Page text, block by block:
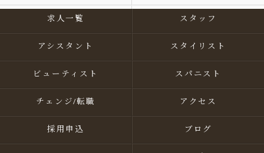
求人一覧 スタッフ
アシスタント スタイリスト
ビューティスト スパニスト
チェンジ/転職 アクセス
採用申込 ブログ